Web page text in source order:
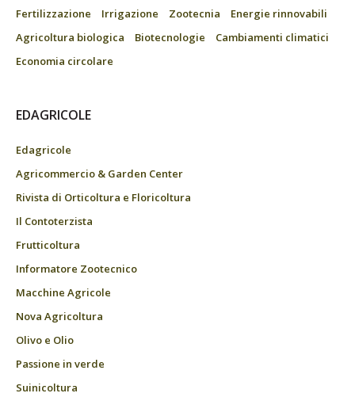
Fertilizzazione
Irrigazione Zootecnia
Energie rinnovabili
Agricoltura biologica
Biotecnologie
Cambiamenti climatici
Economia circolare
EDAGRICOLE
Edagricole
Agricommercio & Garden Center
Rivista di Orticoltura e Floricoltura
Il Contoterzista
Frutticoltura
Informatore Zootecnico
Macchine Agricole
Nova Agricoltura
Olivo e Olio
Passione in verde
Suinicoltura